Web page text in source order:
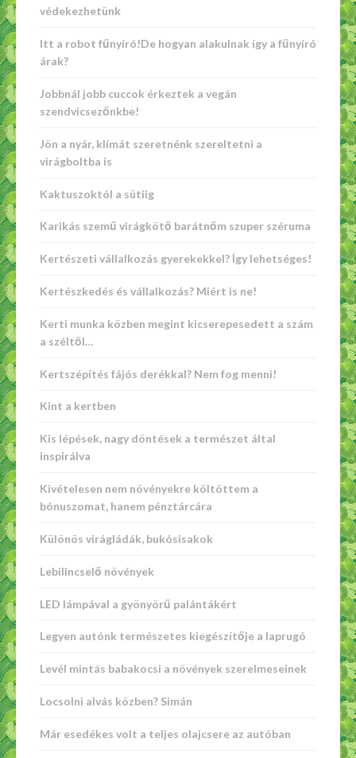
védekezhetünk
Itt a robot fűnyíró!De hogyan alakulnak így a fűnyíró
árak?
Jobbnál jobb cuccok érkeztek a vegán
szendvicsezőnkbe!
Jön a nyár, klímát szeretnénk szereltetni a
virágboltba is
Kaktuszoktól a sütiig
Karikás szemű virágkötő barátnőm szuper széruma
Kertészeti vállalkozás gyerekekkel? Így lehetséges!
Kertészkedés és vállalkozás? Miért is ne!
Kerti munka közben megint kicserepesedett a szám
a széltől…
Kertszépítés fájós derékkal? Nem fog menni!
Kint a kertben
Kis lépések, nagy döntések a természet által
inspirálva
Kivételesen nem növényekre költöttem a
bónuszomat, hanem pénztárcára
Különös virágládák, bukósisakok
Lebilincselő növények
LED lámpával a gyönyörű palántákért
Legyen autónk természetes kiegészítője a laprugó
Levél mintás babakocsi a növények szerelmeseinek
Locsolni alvás közben? Simán
Már esedékes volt a teljes olajcsere az autóban